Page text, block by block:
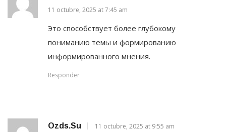
11 octubre, 2025 at 7:45 am
Это способствует более глубокому
пониманию темы и формированию
информированного мнения.
Responder
Ozds.su 11 octubre, 2025 at 9:55 am